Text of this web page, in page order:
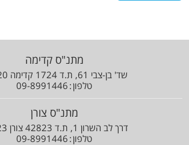
מתנ"ס קדימה
שד' בן-צבי 61, ת.ד 1724 קדימה 60920
טלפון 09-8991446
מתנ"ס צורן
דרך לב השרון 1, ת.ד 42823 צורן 42823
טלפון 09-8991446